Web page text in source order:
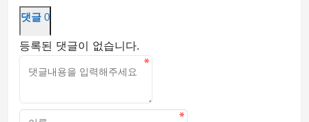
댓글 0
등록된 댓글이 없습니다.